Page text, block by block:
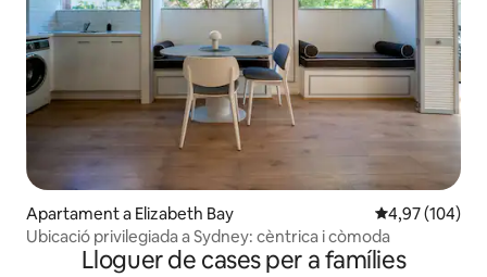
Apartament a Elizabeth Bay 4,97 de
4,97 (104)
Ubicació privilegiada a Sydney: cèntrica i còmoda
Lloguer de cases per a famílies